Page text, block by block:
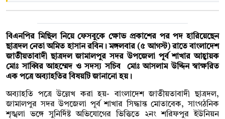
বিএনপির মিছিল নিয়ে ফেসবুকে ক্ষোভ প্রকাশের পর পদ হারিয়েছেন
ছাত্রদল নেতা অমিত হাসান রবিন। মঙ্গলবার (৫ আগস্ট) রাতে বাংলাদেশ
জাতীয়তাবাদী ছাত্রদল জামালপুর সদর উপজেলা পূর্ব শাখার আহ্বায়ক
মোঃ সাব্বির আহম্মেদ ও সদস্য সচিব মোঃ আসলাম উদ্দিন স্বাক্ষরিত
এক পত্রে অব্যাহতির বিষয়টি জানানো হয়।
অব্যাহতি পত্রে উল্লেখ করা হয়- বাংলাদেশ জাতীয়তাবাদী ছাত্রদল,
জামালপুর সদর উপজেলা পূর্ব শাখার সিদ্ধান্ত মোতাবেক, সাংগঠনিক
শৃঙ্খলা ভঙ্গে সুনির্দিষ্ট অভিযোগের ভিত্তিতে ২নং শরিফপুর ইউনিয়ন